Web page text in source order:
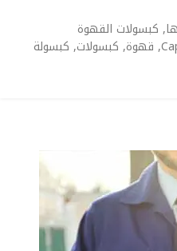
, كبسولات القهوة
, قهوة, كبسولات, كبسولة